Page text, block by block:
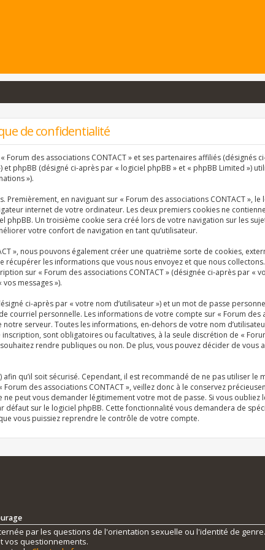
de confidentialité
des associations CONTACT » et ses partenaires affiliés (désignés
phpBB (désigné ci-après par « logiciel phpBB » et « phpBB Limited »)
»).
en naviguant sur « Forum des associations CONTACT »,
internet de votre ordinateur. Les deux premiers cookies ne
Un troisième cookie sera créé lors de votre navigation sur les
votre confort de navigation en tant qu’utilisateur.
», nous pouvons également créer une quatrième sorte de cookies,
récupérer les informations que vous nous envoyez et que nous
sur « Forum des associations CONTACT » (désignée ci-après par «
messages »).
ci-après par « votre nom d’utilisateur ») et un mot de passe
courriel personnelle. Les informations de votre compte sur « Forum des
serveur. Toutes les informations, en-dehors de votre nom
sont obligatoires ou facultatives, à la seule discrétion de «
rendre publiques ou non. De plus, vous pouvez décider de vous
qu’il soit sécurisé. Cependant, il est recommandé de ne pas utiliser
des associations CONTACT », veillez donc à le conservez
ne peut vous demander légitimement votre mot de passe. Si vous
défaut sur le logiciel phpBB. Cette fonctionnalité vous demandera de
vous puissiez reprendre le contrôle de votre compte.
par les questions de l'orientation sexuelle ou l'identité de genre.
vos questionnements.